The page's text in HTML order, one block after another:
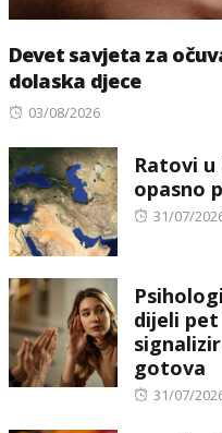
Devet savjeta za
dolaska djece
Posted
03/08/2026
Ratovi
opasno
Posted
31/07/
dijeli
gotova
Posted
31/07/